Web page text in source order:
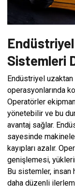
Sistemleri
Endüstriyel
operasyonlarında
Operatörler
yönetebilir ve bu
avantaj sağlar.
sayesinde
kayıpları azalır.
genişlemesi,
Bu sistemler, insan
daha düzenli